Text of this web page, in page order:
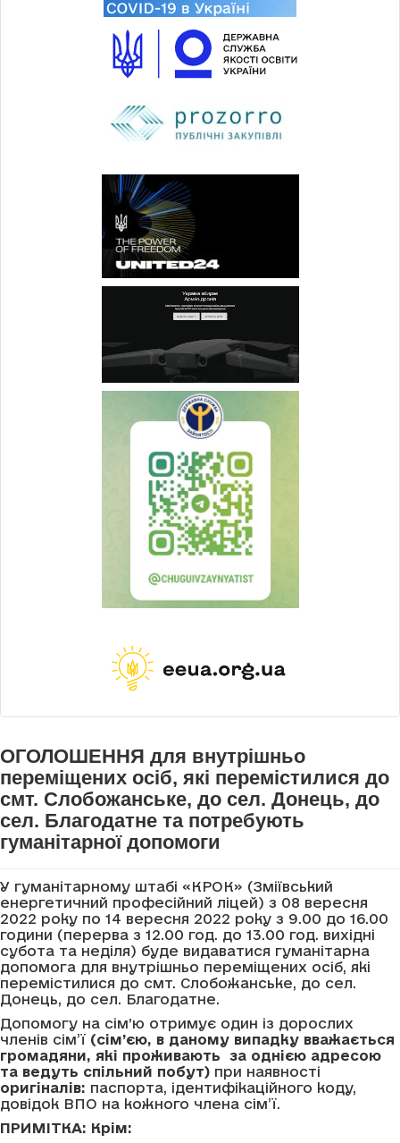
ОГОЛОШЕННЯ для внутрішньо
переміщених осіб, які перемістилися до
смт. Слобожанське, до сел. Донець, до
сел. Благодатне та потребують
гуманітарної допомоги
У гуманітарному штабі «КРОК» (Зміївський
енергетичний професійний ліцей) з 08 вересня
2022 року по 14 вересня 2022 року з 9.00 до 16.00
години (перерва з 12.00 год. до 13.00 год. вихідні
субота та неділя) буде видаватися гуманітарна
допомога для внутрішньо переміщених осіб, які
перемістилися до смт. Слобожанське, до сел.
Донець, до сел. Благодатне.
Допомогу на сім’ю отримує один із дорослих
членів сім’ї (сім’єю, в даному випадку вважається
громадяни, які проживають за однією адресою
та ведуть спільний побут) при наявності
оригіналів: паспорта, ідентифікаційного коду,
довідок ВПО на кожного члена сім’ї.
ПРИМІТКА: Крім: